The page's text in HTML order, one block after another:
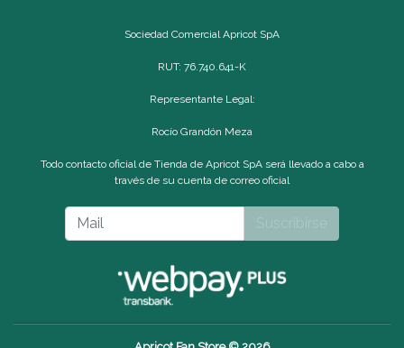
Sociedad Comercial Apricot SpA
RUT: 76.740.641-K
Representante Legal:
Rocío Grandón Meza
Todo contacto oficial de Tienda de Apricot SpA será llevado a cabo a
través de su cuenta de correo oficial